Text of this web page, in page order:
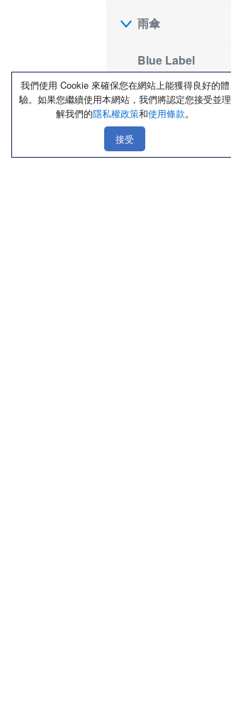
雨傘
Blue Label
我們使用 Cookie 來確保您在網站上能獲得良好的體
驗。如果您繼續使用本網站，我們將認定您接受並理
解我們的隱私權政策和使用條款。
接受